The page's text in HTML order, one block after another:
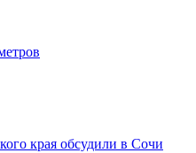
края обсудили в Сочи